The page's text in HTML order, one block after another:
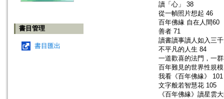
書目管理
書目匯出
讀「心」 38
從一幀照片想起 46
百年佛緣 自在人間60
善者 71
讀書讀事讀人如入三
不平凡的人生 84
一道歡喜的法門，一
百年難見的世界性規
我看《百年佛緣》 101
文字般若智慧花 105
《百年佛緣》讀星雲